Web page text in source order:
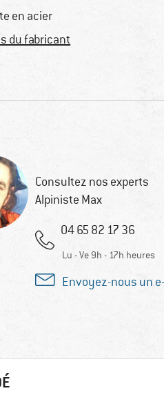
en acier
du fabricant
Consultez nos experts
Alpiniste Max
04 65 82 17 36
Lu - Ve 9h - 17h heures
Envoyez-nous un